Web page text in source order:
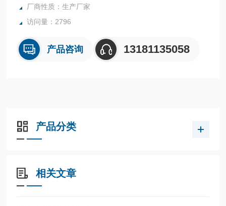
厂商性质：生产厂家
访问量：2796
产品咨询 13181135058
产品分类
相关文章